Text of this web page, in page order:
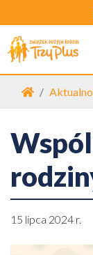
Strona główna
15 lipca 2024 r.